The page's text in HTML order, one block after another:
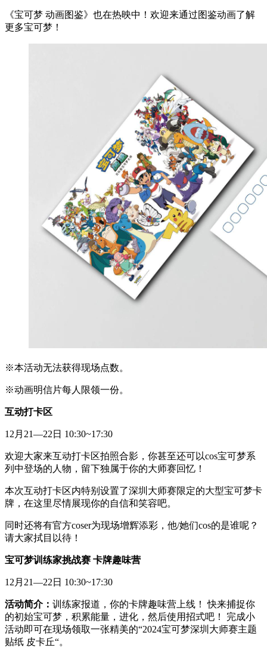
《宝可梦 动画图鉴》也在热映中！欢迎来通过图鉴动画了解
更多宝可梦！
※本活动无法获得现场点数。
※动画明信片每人限领一份。
互动打卡区
12月21—22日 10:30~17:30
欢迎大家来互动打卡区拍照合影，你甚至还可以cos宝可梦系
列中登场的人物，留下独属于你的大师赛回忆！
本次互动打卡区内特别设置了深圳大师赛限定的大型宝可梦卡
牌，在这里尽情展现你的自信和笑容吧。
同时还将有官方coser为现场增辉添彩，他/她们cos的是谁呢？
请大家拭目以待！
宝可梦训练家挑战赛 卡牌趣味营
12月21—22日 10:30~17:30
活动简介： 训练家报道，你的卡牌趣味营上线！ 快来捕捉你
的初始宝可梦，积累能量，进化，然后使用招式吧！ 完成小
活动即可在现场领取一张精美的“2024宝可梦深圳大师赛主题
贴纸 皮卡丘“。